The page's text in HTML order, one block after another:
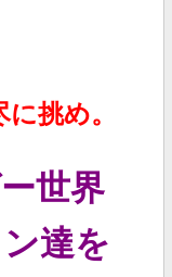
挑め。
世界
達を